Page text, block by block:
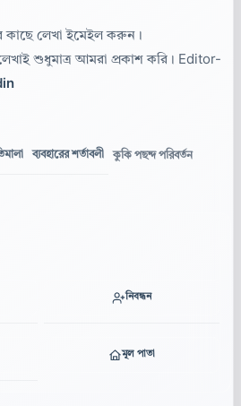
কাছে লেখা ইমেইল করুন।
লেখাই শুধুমাত্র আমরা প্রকাশ করি। Editor-
ব্যবহারের শর্তাবলী কুকি পছন্দ পরিবর্তন
নিবন্ধন
মূল পাতা